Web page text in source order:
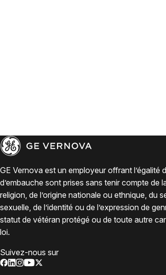
GE Vernova est un employeur offrant l’égalité
d’embauche sont prises sans tenir compte de
religion, de l’origine nationale ou ethnique, du
sexuelle, de l’identité ou de l’expression de
statut de vétéran protégé ou de toute autre
loi.
Suivez-nous sur